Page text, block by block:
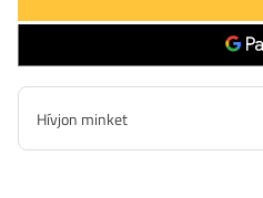
Hívjon minket